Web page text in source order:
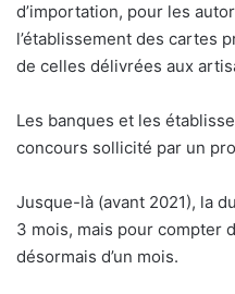
d’importation, pour les
l’établissement des cartes
de celles délivrées aux
Les banques et les
concours sollicité par un
Jusque-là (avant 2021), la
3 mois, mais pour compter
désormais d’un mois.